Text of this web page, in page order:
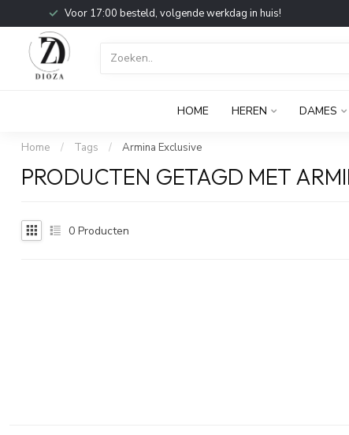
Voor 17:00 besteld, volgende werkdag in huis!
HOME HEREN DAMES
Home / Tags / Armina Exclusive
PRODUCTEN GETAGD MET
0 Producten